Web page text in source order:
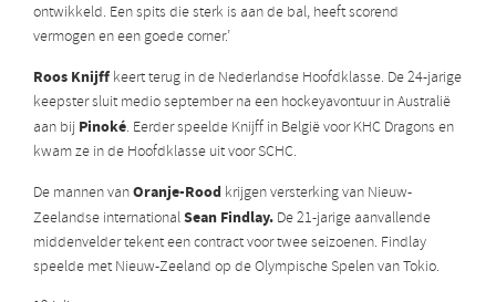
ontwikkeld. Een spits die sterk is aan de bal, heeft scorend
vermogen en een goede corner.’
Roos Knijff keert terug in de Nederlandse Hoofdklasse. De 24-jarige
keepster sluit medio september na een hockeyavontuur in Australië
aan bij Pinoké. Eerder speelde Knijff in België voor KHC Dragons en
kwam ze in de Hoofdklasse uit voor SCHC.
De mannen vanOranje-Rood krijgen versterking van Nieuw-
Zeelandse internationalSean Findlay. De 21-jarige aanvallende
middenvelder tekent een contract voor twee seizoenen. Findlay
speelde met Nieuw-Zeeland op de Olympische Spelen van Tokio.